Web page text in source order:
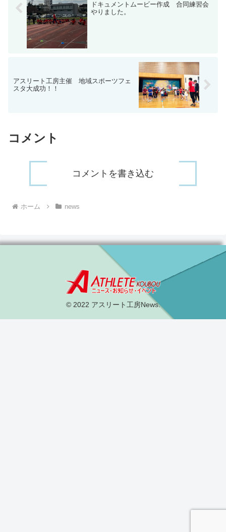
ドキュメントムービー作成 合同練習会
やりました。
アスリート工房主催 地域スポーツフェ
スタ大成功！！
コメント
コメントを書き込む
ホーム news
© 2022 アスリート工房News.